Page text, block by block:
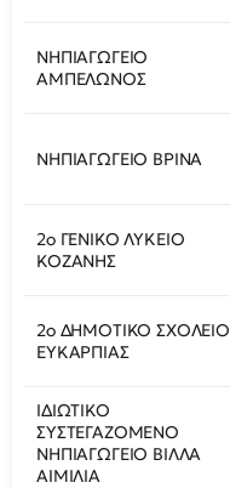
ΝΗΠΙΑΓΩΓΕΙΟ
ΑΜΠΕΛΩΝΟΣ
ΝΗΠΙΑΓΩΓΕΙΟ ΒΡΙΝΑ
2ο ΓΕΝΙΚΟ ΛΥΚΕΙΟ
ΚΟΖΑΝΗΣ
2ο ΔΗΜΟΤΙΚΟ ΣΧΟΛΕΙΟ
ΕΥΚΑΡΠΙΑΣ
ΙΔΙΩΤΙΚΟ
ΣΥΣΤΕΓΑΖΟΜΕΝΟ
ΝΗΠΙΑΓΩΓΕΙΟ ΒΙΛΛΑ
ΑΙΜΙΛΙΑ